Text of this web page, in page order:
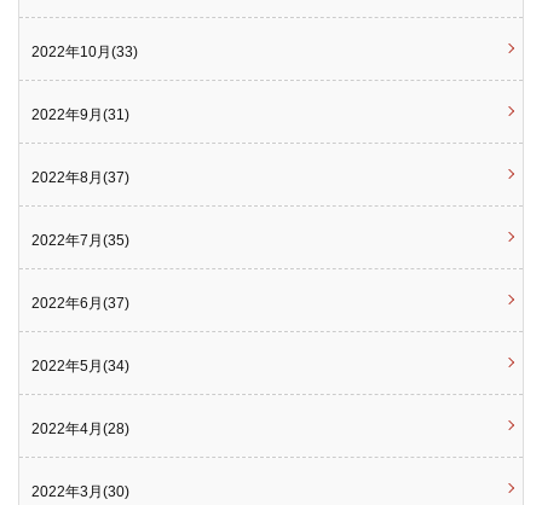
2022年10月(33)
2022年9月(31)
2022年8月(37)
2022年7月(35)
2022年6月(37)
2022年5月(34)
2022年4月(28)
2022年3月(30)